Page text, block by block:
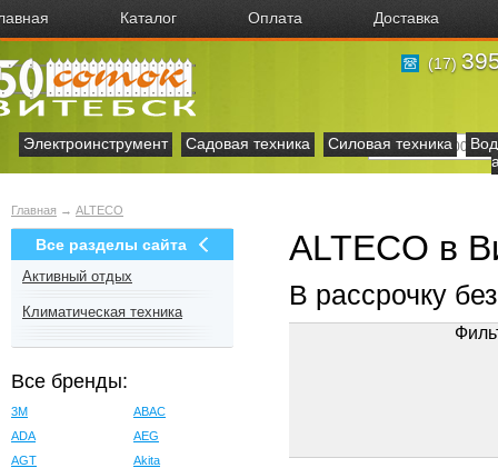
Каталог Оплата Доставка
(17)
Электроинструмент Садовая техника Силовая техника
Главная → ALTECO
Все разделы сайта
Активный отдых
Климатическая техника
Все бренды:
3M
ABAC
ADA
AEG
AGT
Akita
ALTECO в
В рассрочку